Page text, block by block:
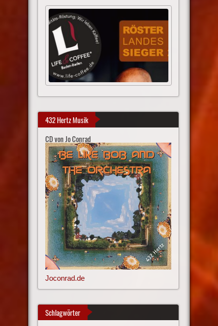
432 Hertz Musik
CD von Jo Conrad
Joconrad.de
Schlagwörter